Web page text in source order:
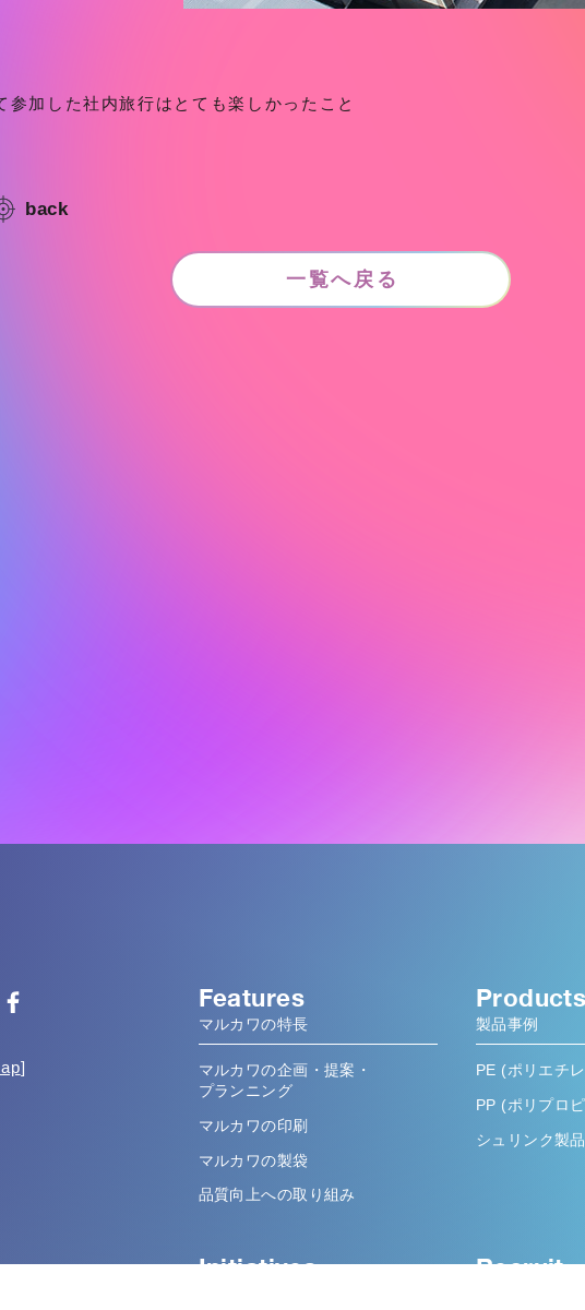
加した社内旅行はとても楽しかったこと
back
一覧へ戻る
]
Features
マルカワの特長
マルカワの企画・提案・
プランニング
マルカワの印刷
マルカワの製袋
品質向上への取り組み
製品事例
PE (ポリエチ
PP (ポリプロ
シュリンク製品
Initiatives Recruit